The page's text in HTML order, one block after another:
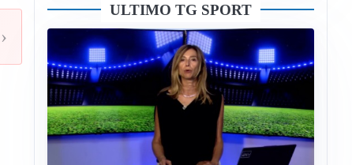
›
ULTIMO TG SPORT